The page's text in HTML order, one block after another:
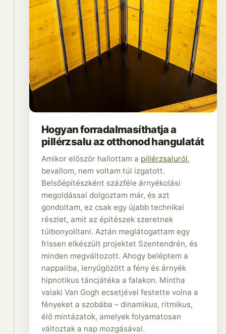
Hogyan forradalmasíthatja a
pillérzsalu az otthonod hangulatát
Amikor először hallottam a pillérzsaluról,
bevallom, nem voltam túl izgatott.
Belsőépítészként százféle árnyékolási
megoldással dolgoztam már, és azt
gondoltam, ez csak egy újabb technikai
részlet, amit az építészek szeretnek
túlbonyolítani. Aztán meglátogattam egy
frissen elkészült projektet Szentendrén, és
minden megváltozott. Ahogy beléptem a
nappaliba, lenyűgözött a fény és árnyék
hipnotikus táncjátéka a falakon. Mintha
valaki Van Gogh ecsetjével festette volna a
fényeket a szobába – dinamikus, ritmikus,
élő mintázatok, amelyek folyamatosan
változtak a nap mozgásával.